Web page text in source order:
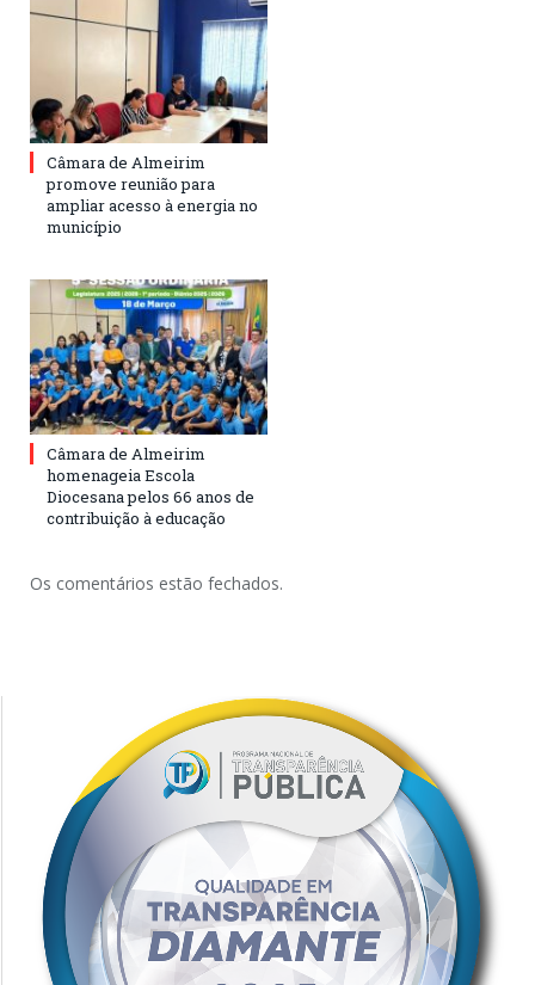
Câmara de Almeirim
promove reunião para
ampliar acesso à energia no
município
Câmara de Almeirim
homenageia Escola
Diocesana pelos 66 anos de
contribuição à educação
Os comentários estão fechados.